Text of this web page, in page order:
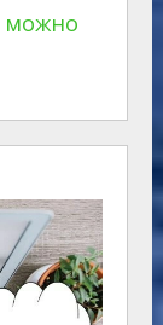
можно